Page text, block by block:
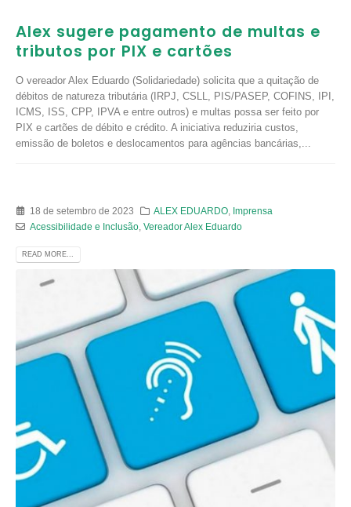
Alex sugere pagamento de multas e
tributos por PIX e cartões
O vereador Alex Eduardo (Solidariedade) solicita que a quitação de
débitos de natureza tributária (IRPJ, CSLL, PIS/PASEP, COFINS, IPI,
ICMS, ISS, CPP, IPVA e entre outros) e multas possa ser feito por
PIX e cartões de débito e crédito. A iniciativa reduziria custos,
emissão de boletos e deslocamentos para agências bancárias,...
18 de setembro de 2023 ALEX EDUARDO Imprensa
Acessibilidade e Inclusão, Vereador Alex Eduardo
READ MORE...